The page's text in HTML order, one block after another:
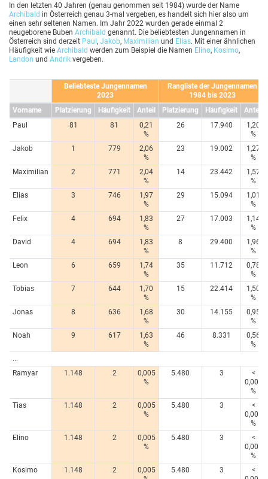
In den letzten 40 Jahren (genau genommen seit 1984) wurde der Name
Archibald in Österreich genau 3-mal vergeben, es handelt sich hier also um
einen sehr seltenen Namen. Im Jahr 2022 wurden gerade einmal 2
neugeborene Buben Archibald genannt. Die beliebtesten Jungennamen in
Österreich sind derzeit Paul, Jakob, Maximilian und Elias. Mit einer ähnlichen
Häufigkeit wie Archibald werden zum Beispiel die Namen Elino, Kosimo,
Landon und Andrik vergeben.
Beliebteste Jungennamen
2023
Rangliste der Jungennamen
1984 bis 2023
Vorname
Platzierung Häufigkeit Anteil Platzierung Häufigkeit
Anteil
Paul
81 81
0,21
%
26 17.940
1,20
%
Jakob
1 779
2,06
%
23 19.002
1,27
%
Maximilian
2 771
2,04
%
14 23.442
1,57
%
Elias
3 746
1,97
%
29 15.094
1,01
%
Felix
4 694
1,83
%
27 17.003
1,14
%
David
4 694
1,83
%
8 29.400
1,96
%
Leon
6 659
1,74
%
35 11.712
0,78
%
Tobias
7 644
1,70
%
15 22.414
1,50
%
Jonas
8 636
1,68
%
30 14.155
0,95
%
Noah
9 617
1,63
%
46 8.331
0,56
%
...
Ramyar
1.148 2
0,005
%
5.480 3
<
0,005
%
Tias
1.148 2
0,005
%
5.480 3
<
0,005
%
Elino
1.148 2
0,005
%
5.480 3
<
0,005
%
Kosimo
1.148 2
0,005
5.480 3
<